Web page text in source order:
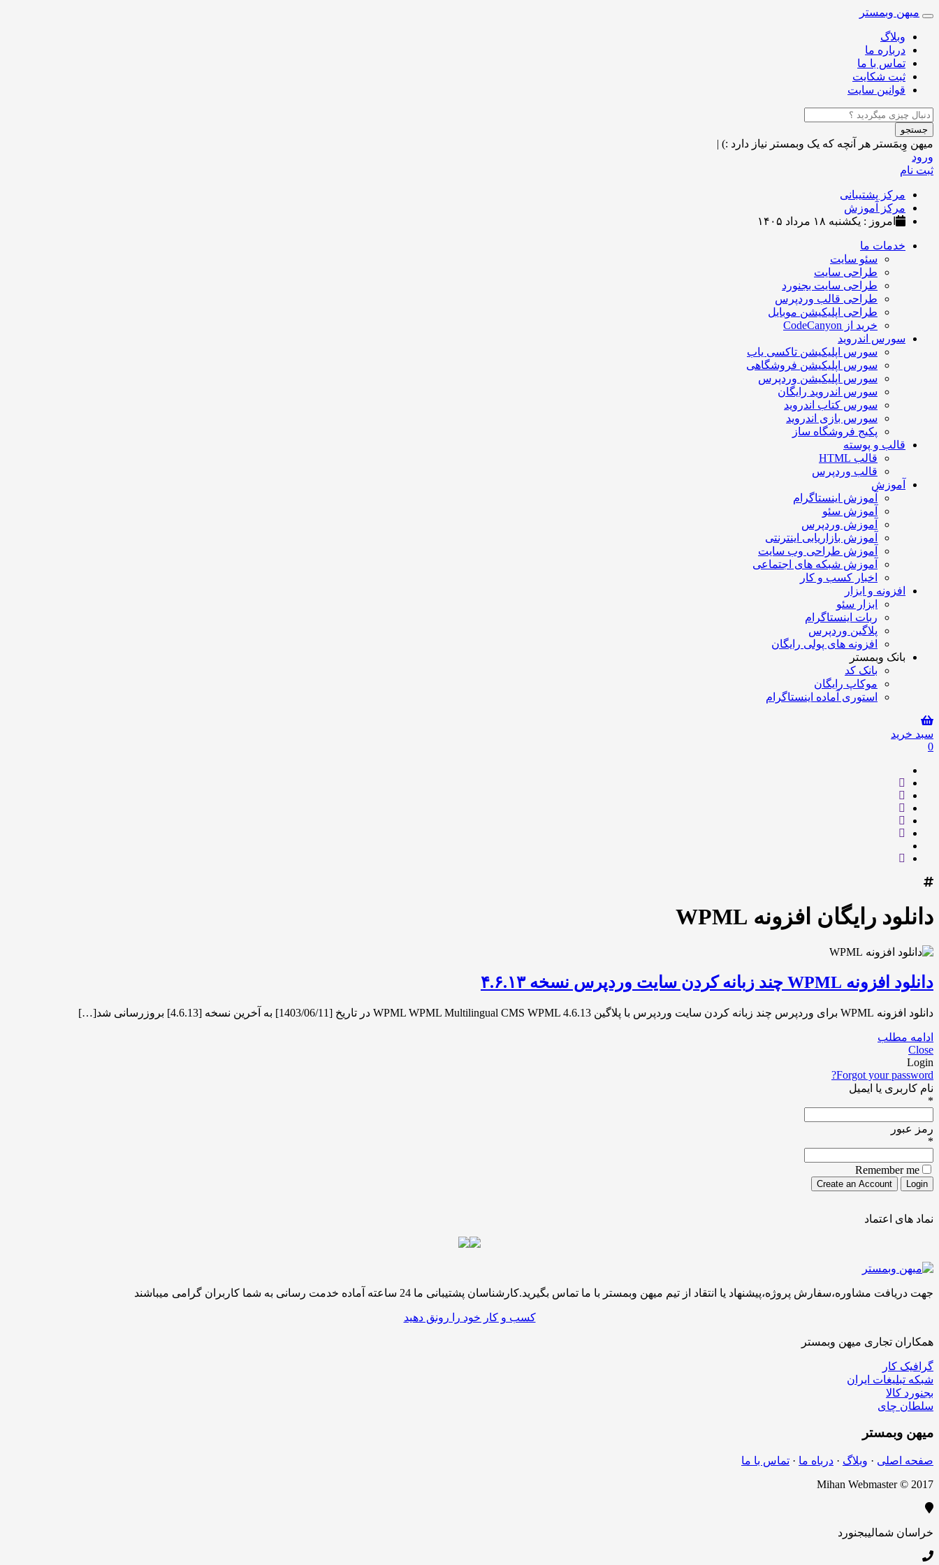
Toggle
navigation
میهن وبمستر
وبلاگ
درباره ما
تماس با ما
ثبت شکایت
قوانین سایت
جستجو
میهن وِبمَستر هر آنچه که یک وبمستر نیاز دارد :) |
ورود
ثبت نام
مرکز پشتیبانی
مرکز آموزش
امروز : یکشنبه ۱۸ مرداد ۱۴۰۵
خدمات ما
سئو سایت
طراحی سایت
طراحی سایت بجنورد
طراحی قالب وردپرس
طراحی اپلیکیشن موبایل
خرید از CodeCanyon
سورس اندروید
سورس اپلیکیشن تاکسی یاب
سورس اپلیکیشن فروشگاهی
سورس اپلیکیشن وردپرس
سورس اندروید رایگان
سورس کتاب اندروید
سورس بازی اندروید
پکیج فروشگاه ساز
قالب و پوسته
قالب HTML
قالب وردپرس
آموزش
آموزش اینستاگرام
آموزش سئو
آموزش وردپرس
آموزش بازاریابی اینترنتی
آموزش طراحی وب سایت
آموزش شبکه های اجتماعی
اخبار کسب و کار
افزونه و ابزار
ابزار سئو
ربات اینستاگرام
پلاگین وردپرس
افزونه های پولی رایگان
بانک وبمستر
بانک کد
موکاپ رایگان
استوری آماده اینستاگرام
سبد خرید
0
دانلود رایگان افزونه WPML
دانلود افزونه WPML چند زبانه کردن سایت وردپرس نسخه ۴.۶.۱۳
دانلود افزونه WPML برای وردپرس چند زبانه کردن سایت وردپرس با پلاگین WPML WPML Multilingual CMS WPML 4.6.13 در تاریخ [1403/06/11] به آخرین نسخه [4.6.13] بروزرسانی شد[…]
ادامه مطلب
Close
Login
Forgot your password?
نام کاربری یا ایمیل
*
رمز عبور
*
Remember me
نماد های اعتماد
جهت دریافت مشاوره،سفارش پروژه،پیشنهاد یا انتقاد از تیم میهن وبمستر با ما تماس بگیرید.کارشناسان پشتیبانی ما 24 ساعته آماده خدمت رسانی به شما کاربران گرامی میباشند
کسب و کار خود را رونق دهید
همکاران تجاری میهن وبمستر
گرافیک کار
شبکه تبلیغات ایران
بجنورد کالا
سلطان چای
میهن وبمستر
صفحه اصلی · وبلاگ · درباه ما · تماس با ما
Mihan Webmaster © 2017
خراسان شمالیبجنورد